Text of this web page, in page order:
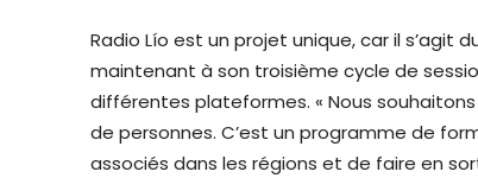
Radio Lío est un projet unique, car il s’agit
maintenant à son troisième cycle de
différentes plateformes. « Nous
de personnes. C’est un programme de
associés dans les régions et de faire en